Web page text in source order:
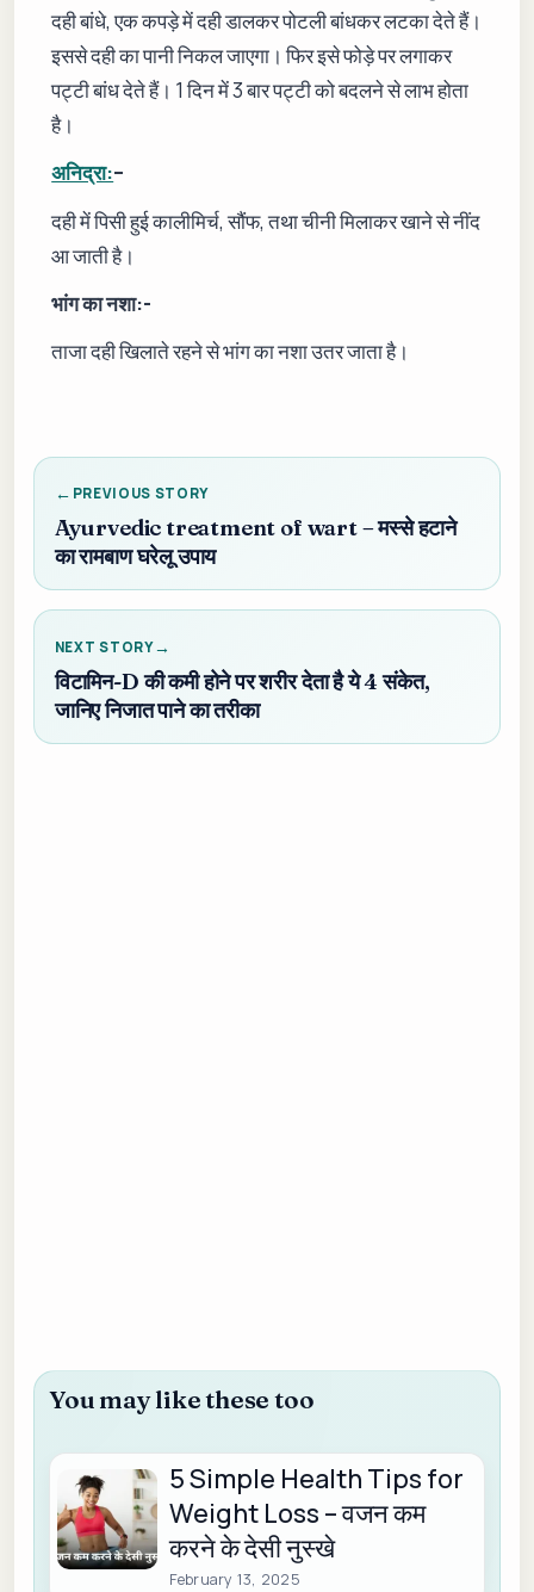
दही बांधे, एक कपड़े में दही डालकर पोटली बांधकर लटका देते हैं।
इससे दही का पानी निकल जाएगा। फिर इसे फोड़े पर लगाकर
पट्टी बांध देते हैं। 1 दिन में 3 बार पट्टी को बदलने से लाभ होता
है।
अनिद्रा:–
दही में पिसी हुई कालीमिर्च, सौंफ, तथा चीनी मिलाकर खाने से नींद
आ जाती है।
भांग का नशा:-
ताजा दही खिलाते रहने से भांग का नशा उतर जाता है।
PREVIOUS STORY
Ayurvedic treatment of wart – मस्से हटाने
का रामबाण घरेलू उपाय
NEXT STORY
विटामिन-D की कमी होने पर शरीर देता है ये 4 संकेत,
जानिए निजात पाने का तरीका
You may like these too
5 Simple Health Tips for
Weight Loss – वजन कम
करने के देसी नुस्खे
February 13, 2025